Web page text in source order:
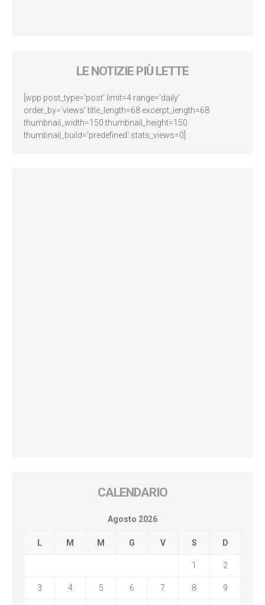
LE NOTIZIE PIÙ LETTE
[wpp post_type='post' limit=4 range='daily'
order_by='views' title_length=68 excerpt_length=68
thumbnail_width=150 thumbnail_height=150
thumbnail_build='predefined' stats_views=0]
CALENDARIO
Agosto 2026
L M M G V S D
1 2
3 4 5 6 7 8 9